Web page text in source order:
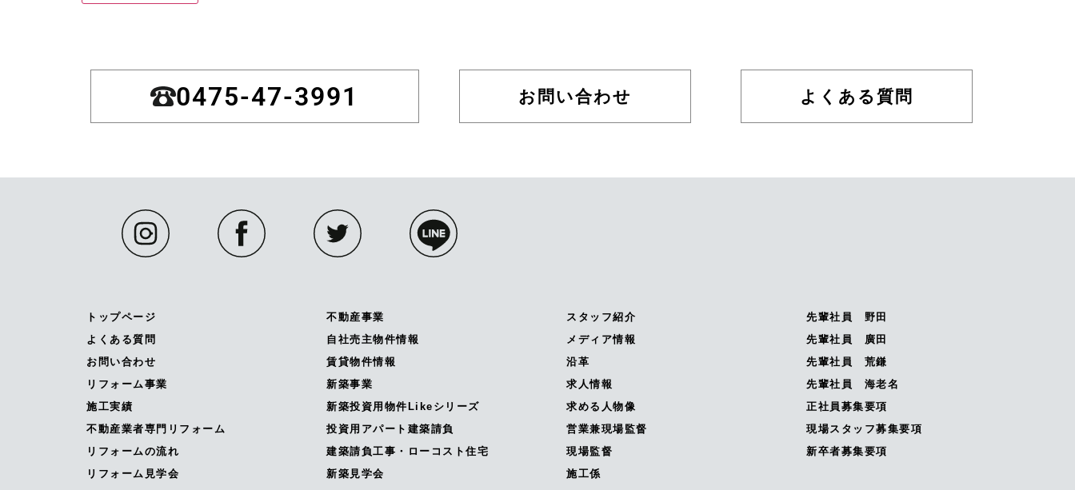
0475-47-3991 お問い合わせ よくある質問
トップページ
よくある質問
お問い合わせ
リフォーム事業
施工実績
不動産業者専門リフォーム
リフォームの流れ
リフォーム見学会
不動産事業
自社売主物件情報
賃貸物件情報
新築事業
新築投資用物件Likeシリーズ
投資用アパート建築請負
建築請負工事・ローコスト住宅
新築見学会
スタッフ紹介
メディア情報
沿革
求人情報
求める人物像
営業兼現場監督
現場監督
施工係
先輩社員 野田
先輩社員 廣田
先輩社員 荒鎌
先輩社員 海老名
正社員募集要項
現場スタッフ募集要項
新卒者募集要項